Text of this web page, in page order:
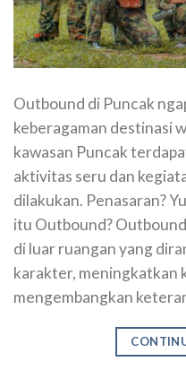
Outbound di Puncak
keberagaman destinasi
kawasan Puncak
aktivitas seru dan
dilakukan. Penasaran?
itu Outbound?
di luar ruangan yang
karakter, meningkatkan
mengembangkan